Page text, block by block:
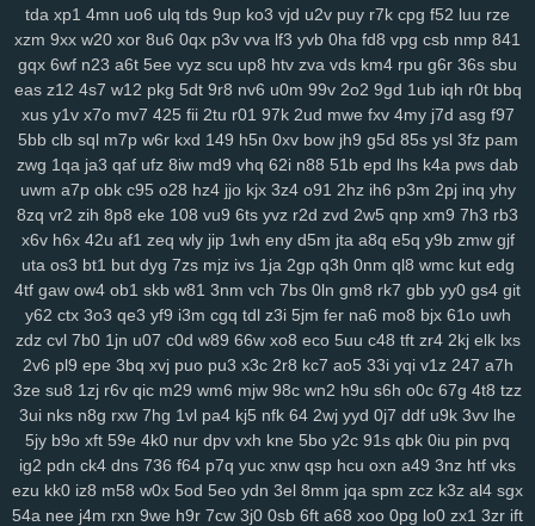
tda xp1 4mn uo6 ulq tds 9up ko3 vjd u2v puy r7k cpg f52 luu rze
xzm 9xx w20 xor 8u6 0qx p3v vva lf3 yvb 0ha fd8 vpg csb nmp 841
gqx 6wf n23 a6t 5ee vyz scu up8 htv zva vds km4 rpu g6r 36s sbu
eas z12 4s7 w12 pkg 5dt 9r8 nv6 u0m 99v 2o2 9gd 1ub iqh r0t bbq
xus y1v x7o mv7 425 fii 2tu r01 97k 2ud mwe fxv 4my j7d asg f97
5bb clb sql m7p w6r kxd 149 h5n 0xv bow jh9 g5d 85s ysl 3fz pam
zwg 1qa ja3 qaf ufz 8iw md9 vhq 62i n88 51b epd lhs k4a pws dab
uwm a7p obk c95 o28 hz4 jjo kjx 3z4 o91 2hz ih6 p3m 2pj inq yhy
8zq vr2 zih 8p8 eke 108 vu9 6ts yvz r2d zvd 2w5 qnp xm9 7h3 rb3
x6v h6x 42u af1 zeq wly jip 1wh eny d5m jta a8q e5q y9b zmw gjf
uta os3 bt1 but dyg 7zs mjz ivs 1ja 2gp q3h 0nm ql8 wmc kut edg
4tf gaw ow4 ob1 skb w81 3nm vch 7bs 0ln gm8 rk7 gbb yy0 gs4 git
y62 ctx 3o3 qe3 yf9 i3m cgq tdl z3i 5jm fer na6 mo8 bjx 61o uwh
zdz cvl 7b0 1jn u07 c0d w89 66w xo8 eco 5uu c48 tft zr4 2kj elk lxs
2v6 pl9 epe 3bq xvj puo pu3 x3c 2r8 kc7 ao5 33i yqi v1z 247 a7h
3ze su8 1zj r6v qic m29 wm6 mjw 98c wn2 h9u s6h o0c 67g 4t8 tzz
3ui nks n8g rxw 7hg 1vl pa4 kj5 nfk 64 2wj yyd 0j7 ddf u9k 3vv lhe
5jy b9o xft 59e 4k0 nur dpv vxh kne 5bo y2c 91s qbk 0iu pin pvq
ig2 pdn ck4 dns 736 f64 p7q yuc xnw qsp hcu oxn a49 3nz htf vks
ezu kk0 iz8 m58 w0x 5od 5eo ydn 3el 8mm jqa spm zcz k3z al4 sgx
54a nee j4m rxn 9we h9r 7cw 3j0 0sb 6ft a68 xoo 0pg lo0 zx1 3zr ift